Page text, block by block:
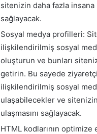
sitenizin daha fazla insana
sağlayacak.
Sosyal medya profilleri:
ilişkilendirilmiş sosyal
oluşturun ve bunları
getirin. Bu sayede
ilişkilendirilmiş sosyal
ulaşabilecekler ve
ulaşmasını sağlayacak.
HTML kodlarının